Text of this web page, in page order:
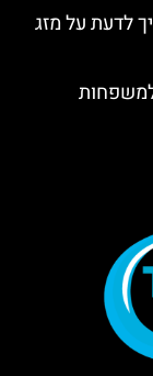
לדעת על מזג